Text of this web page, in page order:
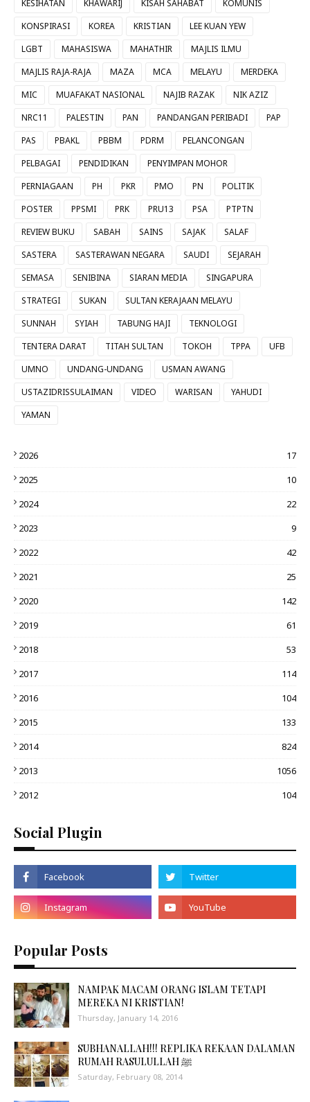
KESIHATAN
KHAWARIJ KISAH SAHABAT
KOMUNIS
KONSPIRASI
KOREA KRISTIAN
LEE KUAN YEW
LGBT
MAHASISWA MAHATHIR
MAJLIS ILMU
MAJLIS RAJA-RAJA
MAZA MCA MELAYU
MERDEKA
MIC
MUAFAKAT NASIONAL NAJIB RAZAK
NIK AZIZ
NRC11
PALESTIN PAN PANDANGAN PERIBADI
PAP
PAS
PBAKL PBBM PDRM
PELANCONGAN
PELBAGAI
PENDIDIKAN
PENYIMPAN MOHOR
PERNIAGAAN
PH PKR PMO PN
POLITIK
POSTER
PPSMI PRK PRU13 PSA
PTPTN
REVIEW BUKU
SABAH SAINS SAJAK
SALAF
SASTERA
SASTERAWAN NEGARA SAUDI
SEJARAH
SEMASA
SENIBINA SIARAN MEDIA
SINGAPURA
STRATEGI
SUKAN
SULTAN KERAJAAN MELAYU
SUNNAH
SYIAH TABUNG HAJI
TEKNOLOGI
TENTERA DARAT
TITAH SULTAN TOKOH TPPA
UFB
UMNO
UNDANG-UNDANG
USMAN AWANG
USTAZIDRISSULAIMAN
VIDEO WARISAN
YAHUDI
YAMAN
2026
17
2025
10
2024
22
2023
9
2022
42
2021
25
2020
142
2019
61
2018
53
2017
114
2016
104
2015
133
2014
824
2013
1056
2012
104
Social Plugin
Popular Posts
NAMPAK MACAM ORANG ISLAM TETAPI
MEREKA NI KRISTIAN!
Thursday, January 14, 2016
SUBHANALLAH!!! REPLIKA REKAAN DALAMAN
RUMAH RASULULLAH ﷺ
Saturday, February 08, 2014